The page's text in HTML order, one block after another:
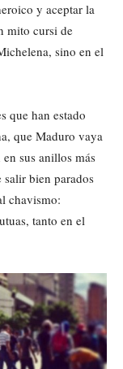
y aceptar la
mito cursi de
sino en el
que han estado
que Maduro vaya
sus anillos más
salir bien parados
chavismo:
tanto en el